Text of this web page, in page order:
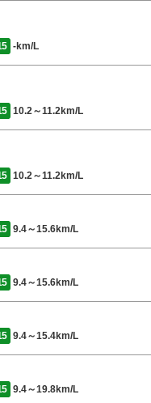
-km/L
10.2～11.2km/L
10.2～11.2km/L
9.4～15.6km/L
9.4～15.6km/L
9.4～15.4km/L
9.4～19.8km/L